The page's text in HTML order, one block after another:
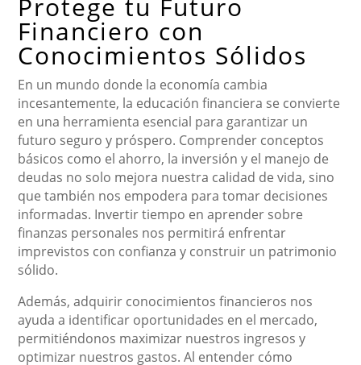
Protege tu Futuro
Financiero con
Conocimientos Sólidos
En un mundo donde la economía cambia
incesantemente, la educación financiera se convierte
en una herramienta esencial para garantizar un
futuro seguro y próspero. Comprender conceptos
básicos como el ahorro, la inversión y el manejo de
deudas no solo mejora nuestra calidad de vida, sino
que también nos empodera para tomar decisiones
informadas. Invertir tiempo en aprender sobre
finanzas personales nos permitirá enfrentar
imprevistos con confianza y construir un patrimonio
sólido.
Además, adquirir conocimientos financieros nos
ayuda a identificar oportunidades en el mercado,
permitiéndonos maximizar nuestros ingresos y
optimizar nuestros gastos. Al entender cómo